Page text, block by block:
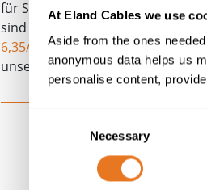
At Eland Cables we use
Aside from the ones
anonymous data helps us
personalise content,
Necessary
für Stromnetze von NERS-
sind in Spannungen ab 3,3/6 kV
6,35/11 kV,12/20 kV,18/30 kVund
unseren DNO-Kabelexperten